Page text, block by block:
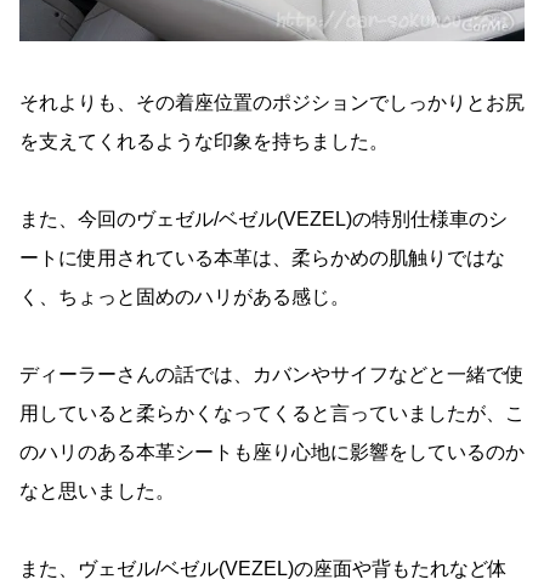
それよりも、その着座位置のポジションでしっかりとお尻
を支えてくれるような印象を持ちました。
また、今回のヴェゼル/ベゼル(VEZEL)の特別仕様車のシ
ートに使用されている本革は、柔らかめの肌触りではな
く、ちょっと固めのハリがある感じ。
ディーラーさんの話では、カバンやサイフなどと一緒で使
用していると柔らかくなってくると言っていましたが、こ
のハリのある本革シートも座り心地に影響をしているのか
なと思いました。
また、ヴェゼル/ベゼル(VEZEL)の座面や背もたれなど体